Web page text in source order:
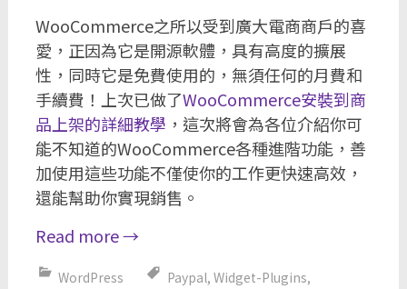
WooCommerce之所以受到廣大電商商戶的喜
愛，正因為它是開源軟體，具有高度的擴展
性，同時它是免費使用的，無須任何的月費和
手續費！上次已做了WooCommerce安裝到商
品上架的詳細教學 ，這次將會為各位介紹你可
能不知道的WooCommerce各種進階功能，善
加使用這些功能不僅使你的工作更快速高效，
還能幫助你實現銷售。
Read more→
WordPress Paypal, Widget-Plugins,